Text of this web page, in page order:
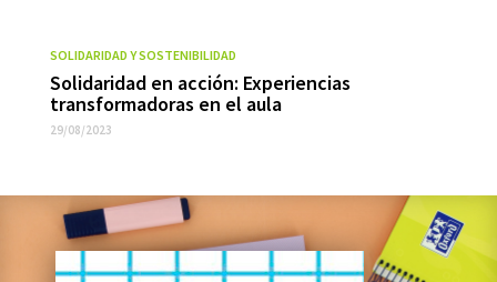
SOLIDARIDAD Y SOSTENIBILIDAD
Solidaridad en acción: Experiencias
transformadoras en el aula
29/08/2023